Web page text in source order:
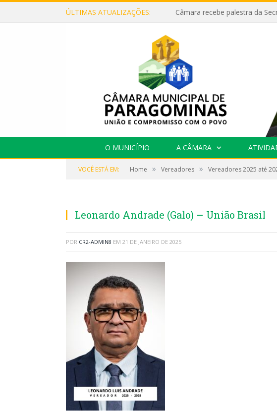
ÚLTIMAS ATUALIZAÇÕES:
O MUNICÍPIO A CÂMARA
VOCÊ ESTÁ EM: Home » Vereadores » Vereadores 2025 até
Leonardo Andrade (Galo) – União Brasil
POR CR2-ADMIN8 EM 21 DE JANEIRO DE 2025